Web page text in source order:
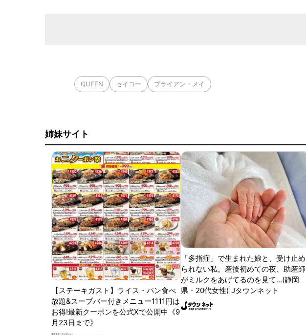
QUEEN セイコー ブライアン・メイ
姉妹サイト
【ステーキガスト】ライス・パン食べ
放題&スープバー付きメニュー1111円は
お得!最新クーポンを公式Xで公開中《9
月23日まで》
「多指症」で生まれた娘と、受け止め
られない私。産後初めての夜、助産師
がミルクをあげてるのを見て...(静岡
県・20代女性)|Jタウンネット